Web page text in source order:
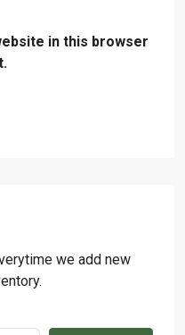
in this browser
we add new